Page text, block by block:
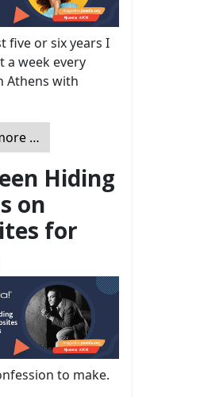
five or six years I
a week every
Athens with
…
Hiding
on
for
to make.